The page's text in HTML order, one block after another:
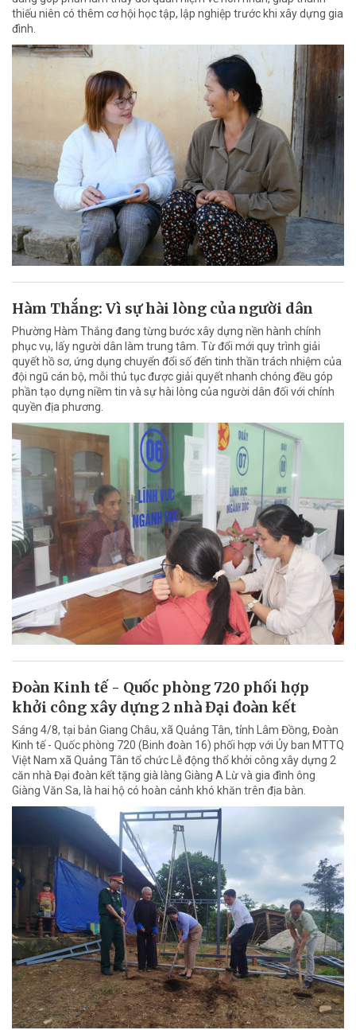
thiếu niên có thêm cơ hội học tập, lập nghiệp trước khi xây dựng gia
đình.
Hàm Thắng: Vì sự hài lòng của người dân
Phường Hàm Thắng đang từng bước xây dựng nền hành chính
phục vụ, lấy người dân làm trung tâm. Từ đổi mới quy trình giải
quyết hồ sơ, ứng dụng chuyển đổi số đến tinh thần trách nhiệm của
đội ngũ cán bộ, mỗi thủ tục được giải quyết nhanh chóng đều góp
phần tạo dựng niềm tin và sự hài lòng của người dân đối với chính
quyền địa phương.
Đoàn Kinh tế - Quốc phòng 720 phối hợp
khởi công xây dựng 2 nhà Đại đoàn kết
Sáng 4/8, tại bản Giang Châu, xã Quảng Tân, tỉnh Lâm Đồng, Đoàn
Kinh tế - Quốc phòng 720 (Binh đoàn 16) phối hợp với Ủy ban MTTQ
Việt Nam xã Quảng Tân tổ chức Lễ động thổ khởi công xây dựng 2
căn nhà Đại đoàn kết tặng già làng Giàng A Lừ và gia đình ông
Giàng Văn Sa, là hai hộ có hoàn cảnh khó khăn trên địa bàn.